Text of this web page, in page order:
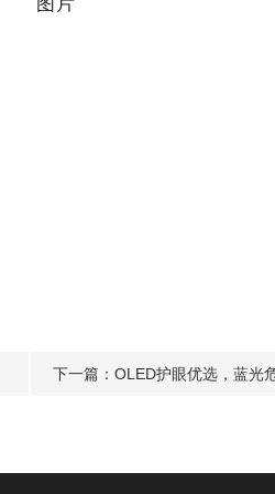
下一篇： OLED护眼优选，蓝光